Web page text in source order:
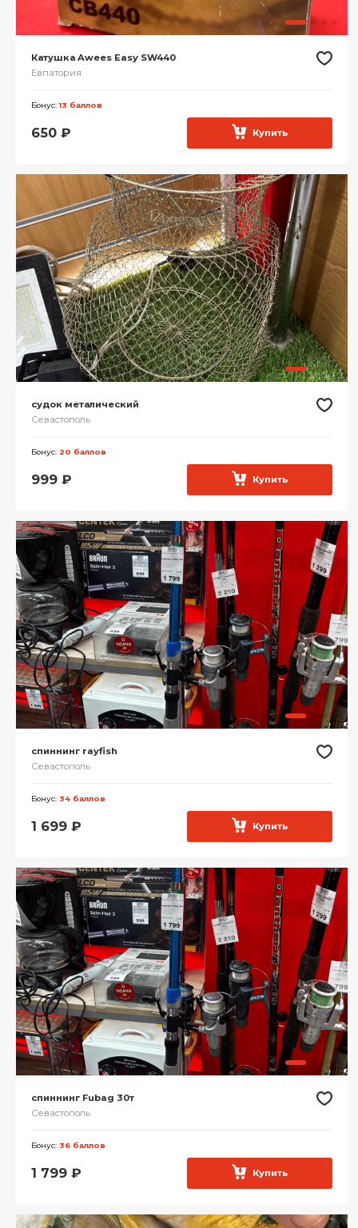
Катушка Awees Easy SW440
Евпатория
Бонус:13 баллов
650 ₽ Купить
судок металический
Севастополь
Бонус: 20 баллов
999 ₽ Купить
спиннинг rayfish
Севастополь
Бонус: 34 баллов
1 699 ₽ Купить
спиннинг Fubag 30т
Севастополь
Бонус: 36 баллов
1 799 ₽ Купить